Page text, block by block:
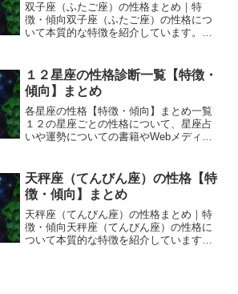
双子座（ふたご座）の性格まとめ｜特
徴・傾向双子座（ふたご座）の性格につ
いて本質的な特徴を紹介しています。こ
容を最大公約数的に集約して、双子座
（ふたご座）の基本的な性格...
１２星座の性格診断一覧【特徴・
傾向】まとめ
各星座の性格【特徴・傾向】まとめ一覧
１２の星座ごとの性格について、星座占
いや運勢についての書籍やWebメディア
特徴や傾向をまとめて一覧にしました。
牡羊座（おひつじ座）の...
天秤座（てんびん座）の性格【特
徴・傾向】まとめ
天秤座（てんびん座）の性格まとめ｜特
徴・傾向天秤座（てんびん座）の性格に
ついて本質的な特徴を紹介しています。